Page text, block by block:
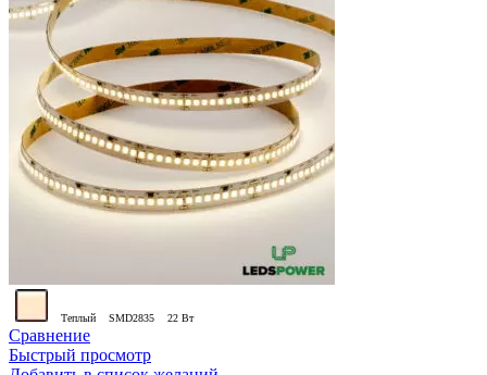
Теплый SMD2835 22 Вт
Сравнение
Быстрый просмотр